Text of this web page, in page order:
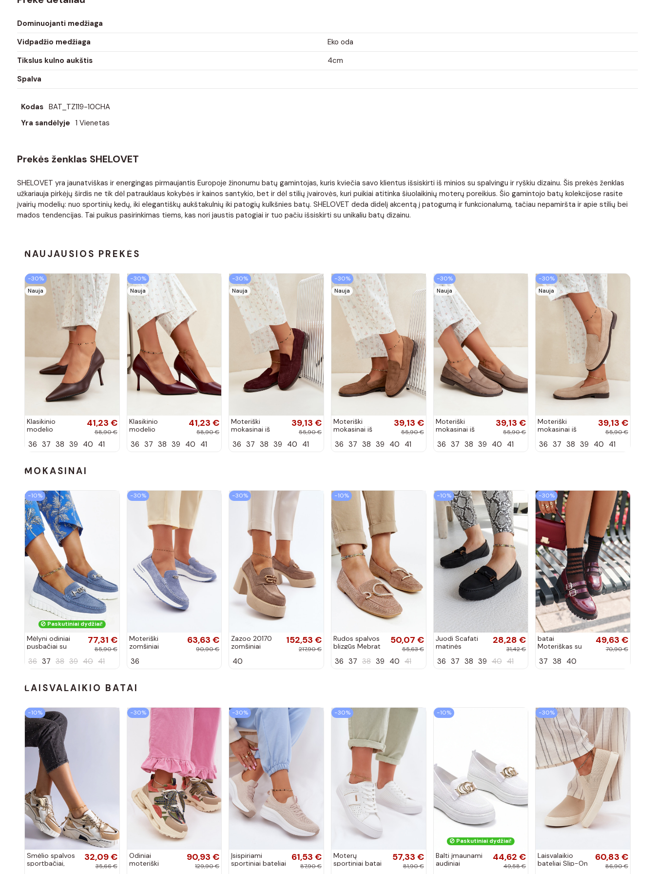
Dominuojanti medžiaga
Vidpadžio medžiaga
Eko oda
Tikslus kulno aukštis
4cm
Spalva
Kodas BAT_TZ119-10CHA
Yra sandėlyje 1 Vienetas
Prekės ženklas SHELOVET
SHELOVET yra jaunatviškas ir energingas pirmaujantis Europoje žinonumu batų gamintojas, kuris kviečia savo klientus išsiskirti iš minios su spalvingu ir ryškiu dizainu. Šis prekės ženklas
užkariauja pirkėjų širdis ne tik dėl patrauklaus kokybės ir kainos santykio, bet ir dėl stilių įvairovės, kuri puikiai atitinka šiuolaikinių moterų poreikius. Šio gamintojo batų kolekcijose rasite
įvairių modelių: nuo ​​sportinių kedų, iki elegantiškų aukštakulnių iki patogių kulkšnies batų. SHELOVET deda didelį akcentą į patogumą ir funkcionalumą, tačiau nepamiršta ir apie stilių bei
mados tendencijas. Tai puikus pasirinkimas tiems, kas nori jaustis patogiai ir tuo pačiu išsiskirti su unikaliu batų dizainu.
NAUJAUSIOS PREKĖS
−30%
Nauja
Klasikinio
modelio
bateliai iš
spalvos Nesha
41,23 €
58,90 €
36 37 38 39 40 41
−30%
Nauja
Klasikinio
modelio
bateliai iš
41,23 €
58,90 €
36 37 38 39 40 41
−30%
Nauja
Moteriški
mokasinai iš
zomšos, bordo
39,13 €
55,90 €
36 37 38 39 40 41
−30%
Nauja
Moteriški
mokasinai iš
zomšos, rudos
39,13 €
55,90 €
36 37 38 39 40 41
−30%
Nauja
Moteriški
mokasinai iš
zomšos, molio
39,13 €
55,90 €
36 37 38 39 40 41
−30%
Nauja
Moteriški
mokasinai iš
zomšos, smėlio
39,13 €
55,90 €
36 37 38 39 40 41
MOKASINAI
−10%
Paskutiniai dydžiai!
Mėlyni odiniai
pusbačiai su
sagtimi Taija
77,31 €
85,90 €
36 37 38 39 40 41
−30%
Moteriški
zomšiniai
Demela mėlynos
63,63 €
90,90 €
36
−30%
Zazoo 20170
zomšiniai
kulniukais
152,53 €
217,90 €
40
−10%
Rudos spalvos
blizgūs Mebrat
50,07 €
55,63 €
36 37 38 39 40 41
−10%
Juodi Scafati
matinės
28,28 €
31,42 €
36 37 38 39 40 41
−30%
batai
Moteriškas su
lako efektu
49,63 €
70,90 €
37 38 40
LAISVALAIKIO BATAI
−10%
Smėlio spalvos
sportbačiai,
32,09 €
35,66 €
−30%
Odiniai
moteriški
90,93 €
129,90 €
−30%
Įsispiriami
sportiniai bateliai
61,53 €
87,90 €
−30%
Moterų
sportiniai batai
57,33 €
81,90 €
−10%
Paskutiniai dydžiai!
Balti įmaunami
audiniai
44,62 €
49,58 €
−30%
Laisvalaikio
bateliai Slip-On
60,83 €
86,90 €